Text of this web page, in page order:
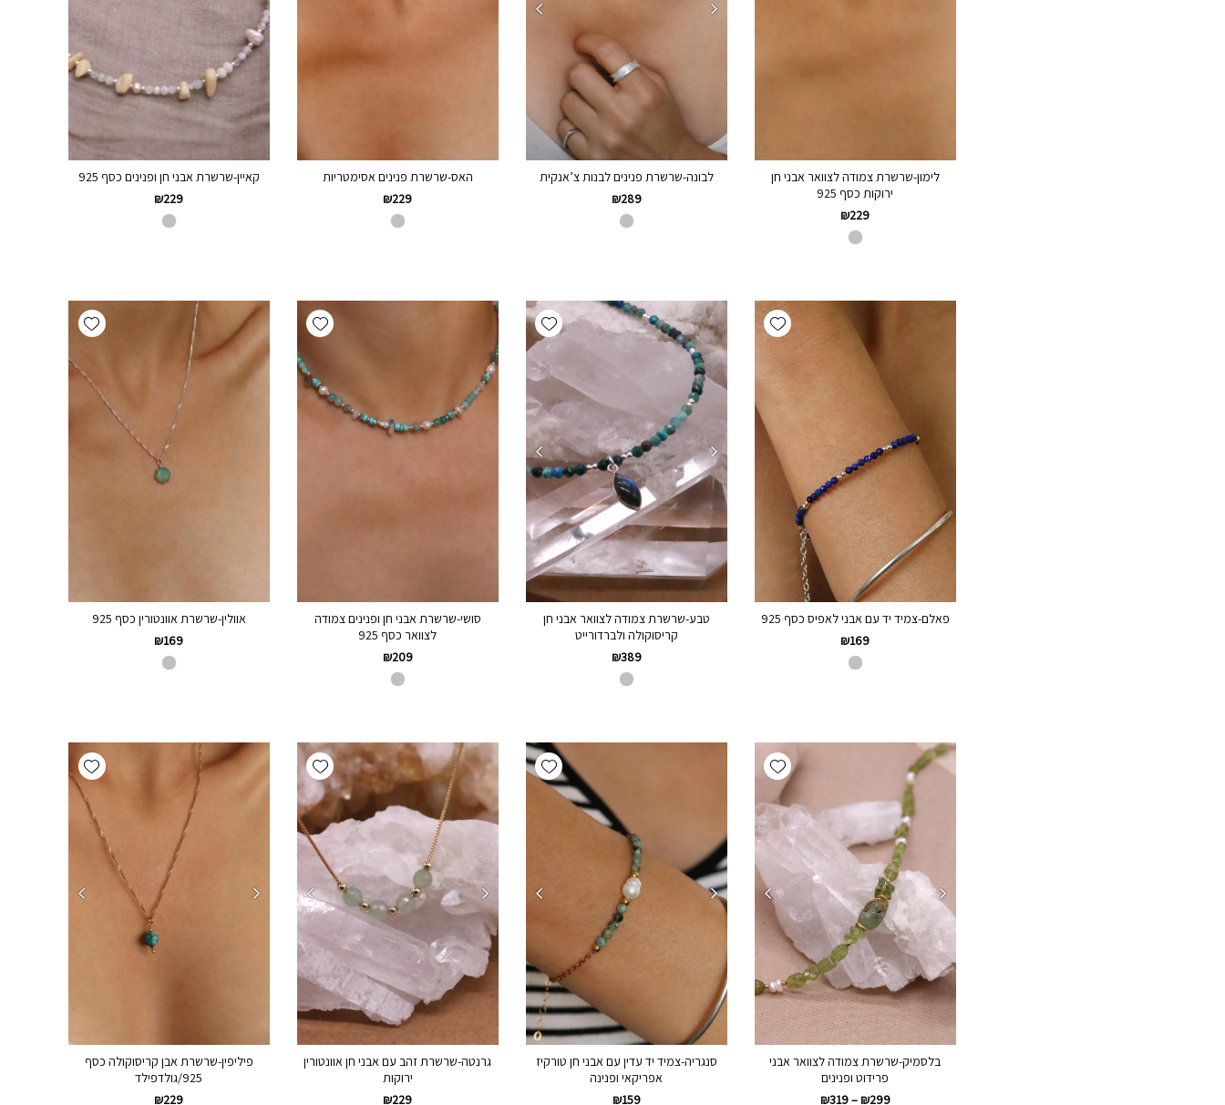
לימון-שרשרת צמודה לצוואר אבני חן
ירוקות כסף 925
₪229
לבונה-שרשרת פנינים לבנות צ’אנקית
₪289
האס-שרשרת פנינים אסימטריות
₪229
קאיין-שרשרת אבני חן ופנינים כסף 925
₪229
Add wishlist
פאלם-צמיד יד עם אבני לאפיס כסף 925
₪169
Add wishlist
טבע-שרשרת צמודה לצוואר אבני חן
קריסוקולה ולברדורייט
₪389
Add wishlist
סושי-שרשרת אבני חן ופנינים צמודה
לצוואר כסף 925
₪209
Add wishlist
אוולין-שרשרת אוונטורין כסף 925
₪169
Add wishlist
בלסמיק-שרשרת צמודה לצוואר אבני
פרידוט ופנינים
₪299
–
₪319
Add wishlist
סנגריה-צמיד יד עדין עם אבני חן טורקיז
אפריקאי ופנינה
₪159
Add wishlist
גרנטה-שרשרת זהב עם אבני חן אוונטורין
ירוקות
₪229
Add wishlist
פיליפין-שרשרת אבן קריסוקולה כסף
925/גולדפילד
₪229